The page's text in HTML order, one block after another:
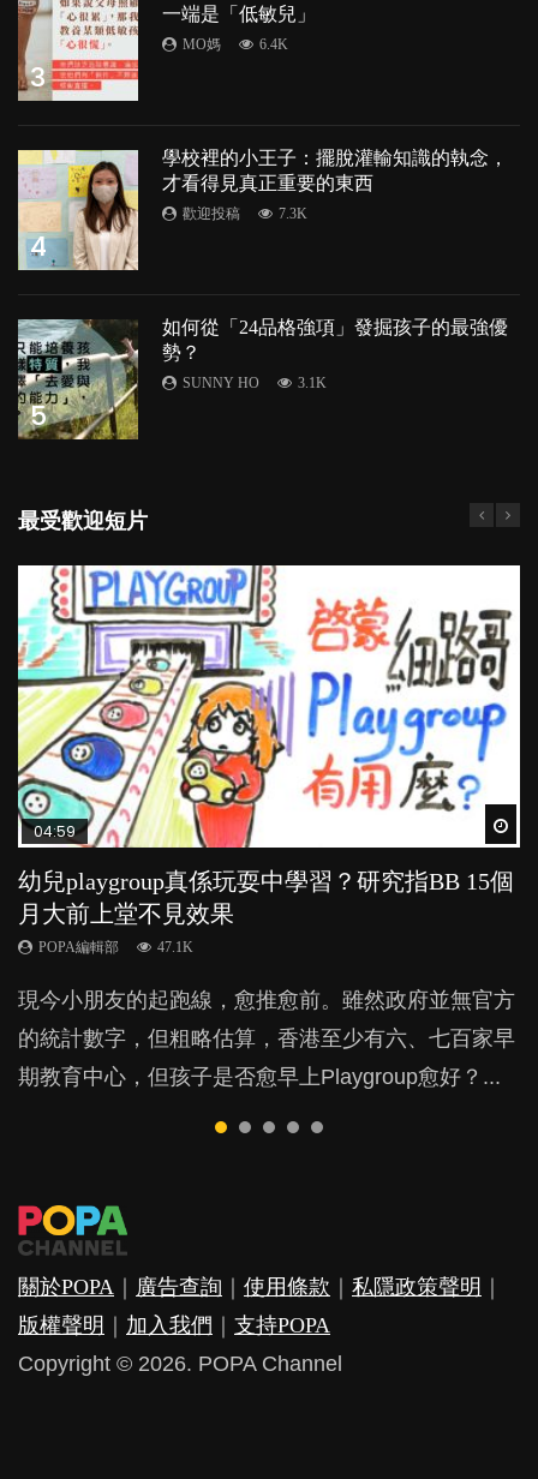
3
一端是「低敏兒」
MO媽 6.4K
4
學校裡的小王子：擺脫灌輸知識的執念，
才看得見真正重要的東西
歡迎投稿 7.3K
5
如何從「24品格強項」發掘孩子的最強優
勢？
SUNNY HO 3.1K
最受歡迎短片
04:59
幼兒playgroup真係玩耍中學習？研究指BB 15個
月大前上堂不見效果
POPA編輯部 47.1K
現今小朋友的起跑線，愈推愈前。雖然政府並無官方
的統計數字，但粗略估算，香港至少有六、七百家早
期教育中心，但孩子是否愈早上Playgroup愈好？...
03:39
幼稚園遊戲課 如何刺激幼兒自發學習取代獎勵
與懲罰？
POPA編輯部 33.1K
由美國學者所創的 tools of the mind 課程，學生以遊
戲方式學習，學術能力和自制能力亦明顯比其他小朋
友優勝，到底這課程有何特別之處？...
03:02
老公患產後憂鬱症對BB的影響
POPA編輯部 15.9K
鬱，影響日常生活，嚴重的甚至會有自殺，或傷害小
朋友的念頭。但為何爸爸患上產後抑鬱往往難以察
覺？...
03:41
BB口腔期乜都放入口，父母該制止還是放手？
POPA編輯部 25.5K
成吮手指的習慣，大個就很難戒，但原來一刀切阻止
他們放東西入口，隨時會影響孩子的身心發展？...
04:06
全職好？在職好？｜全職媽媽與在職媽媽的壓
力與價值
POPA編輯部 25.8K
許多媽媽心底可能都有一刻掙扎過：究竟全職好，還
是在職好。雖說每個家庭都有自己的獨特狀況和考慮
因素，但原來全職和在職媽媽所養育的子女其實都各
關於POPA 廣告查詢 使用條款 私隱政策聲明
版權聲明
加入我們
支持POPA
Copyright © 2026. POPA Channel